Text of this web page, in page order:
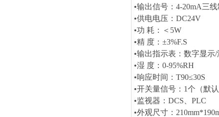
•输出信号：4-20mA三
•供电电压：DC24V
•功 耗：＜5W
•精 度：±3%F.S
•输出指示表：数字显示
•湿 度：0-95%RH
•响应时间：T90≤30S
•开关量信号：1个（默
•监视器：DCS、PLC
•外观尺寸：